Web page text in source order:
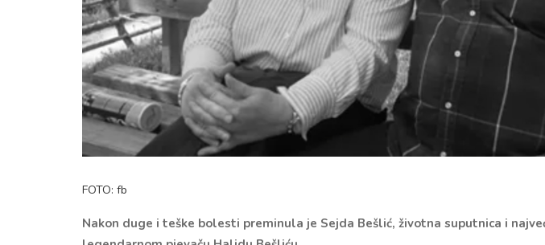
FOTO: fb
Nakon duge i teške bolesti preminula je Sejda Bešlić, životna suputnica i